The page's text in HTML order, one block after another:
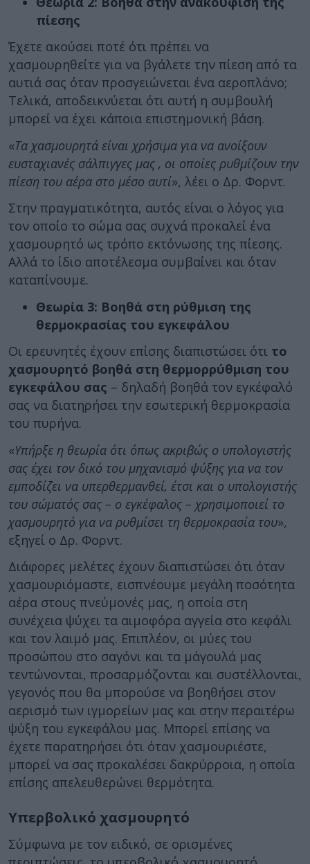
πίεσης
Έχετε ακούσει ποτέ ότι πρέπει να
χασμουρηθείτε για να βγάλετε την πίεση από τα
αυτιά σας όταν προσγειώνεται ένα αεροπλάνο;
Τελικά, αποδεικνύεται ότι αυτή η συμβουλή
μπορεί να έχει κάποια επιστημονική βάση.
«Τα χασμουρητά είναι χρήσιμα για να ανοίξουν
ευσταχιανές σάλπιγγες μας , οι οποίες ρυθμίζουν την
πίεση του αέρα στο μέσο αυτί», λέει ο Δρ. Φορντ.
Στην πραγματικότητα, αυτός είναι ο λόγος για
τον οποίο το σώμα σας συχνά προκαλεί ένα
χασμουρητό ως τρόπο εκτόνωσης της πίεσης.
Αλλά το ίδιο αποτέλεσμα συμβαίνει και όταν
καταπίνουμε.
Θεωρία 3: Βοηθά στη ρύθμιση της
θερμοκρασίας του εγκεφάλου
Οι ερευνητές έχουν επίσης διαπιστώσει ότι το
χασμουρητό βοηθά στη θερμορρύθμιση του
εγκεφάλου σας – δηλαδή βοηθά τον εγκέφαλό
σας να διατηρήσει την εσωτερική θερμοκρασία
του πυρήνα.
«Υπήρξε η θεωρία ότι όπως ακριβώς ο υπολογιστής
σας έχει τον δικό του μηχανισμό ψύξης για να τον
εμποδίζει να υπερθερμανθεί, έτσι και ο υπολογιστής
του σώματός σας – ο εγκέφαλος – χρησιμοποιεί το
χασμουρητό για να ρυθμίσει τη θερμοκρασία του»,
εξηγεί ο Δρ. Φορντ.
Διάφορες μελέτες έχουν διαπιστώσει ότι όταν
χασμουριόμαστε, εισπνέουμε μεγάλη ποσότητα
αέρα στους πνεύμονές μας, η οποία στη
συνέχεια ψύχει τα αιμοφόρα αγγεία στο κεφάλι
και τον λαιμό μας. Επιπλέον, οι μύες του
προσώπου στο σαγόνι και τα μάγουλά μας
τεντώνονται, προσαρμόζονται και συστέλλονται,
γεγονός που θα μπορούσε να βοηθήσει στον
αερισμό των ιγμορείων μας και στην περαιτέρω
ψύξη του εγκεφάλου μας. Μπορεί επίσης να
έχετε παρατηρήσει ότι όταν χασμουριέστε,
μπορεί να σας προκαλέσει δακρύρροια, η οποία
επίσης απελευθερώνει θερμότητα.
Υπερβολικό χασμουρητό
Σύμφωνα με τον ειδικό, σε ορισμένες